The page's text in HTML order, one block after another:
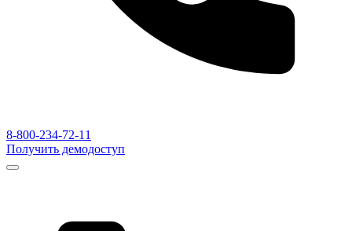
8-800-234-72-11
Получить демодоступ